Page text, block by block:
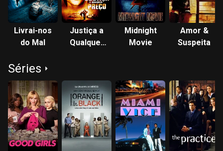
Livrai-nos
do Mal
Justiça a
Qualquer
Midnight
Movie
Amor &
Suspeita
Séries